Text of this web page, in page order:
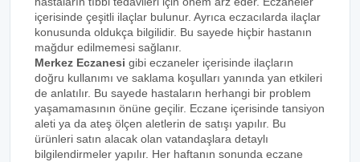
içerisinde çeşitli ilaçlar bulunur. Ayrıca eczacılarda ilaçlar
konusunda oldukça bilgilidir. Bu sayede hiçbir hastanın
mağdur edilmemesi sağlanır.
Merkez Eczanesi gibi eczaneler içerisinde ilaçların
doğru kullanımı ve saklama koşulları yanında yan etkileri
de anlatılır. Bu sayede hastaların herhangi bir problem
yaşamamasının önüne geçilir. Eczane içerisinde tansiyon
aleti ya da ateş ölçen aletlerin de satışı yapılır. Bu
ürünleri satın alacak olan vatandaşlara detaylı
bilgilendirmeler yapılır. Her haftanın sonunda eczane